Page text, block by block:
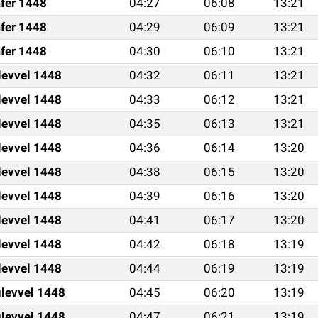
1448
04:29 06:09
13:21
1448
04:30 06:10
13:21
1448
04:32 06:11
13:21
1448
04:33 06:12
13:21
1448
04:35 06:13
13:21
1448
04:36 06:14
13:20
1448
04:38 06:15
13:20
1448
04:39 06:16
13:20
1448
04:41 06:17
13:20
1448
04:42 06:18
13:19
1448
04:44 06:19
13:19
1448
04:45 06:20
13:19